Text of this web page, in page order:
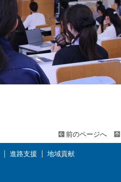
前のページへ
進路支援 地域貢献